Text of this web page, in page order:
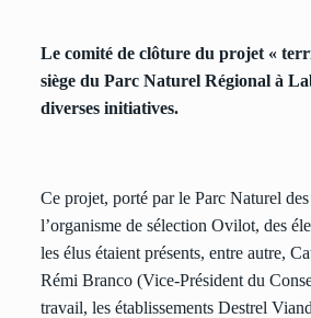
Le comité de clôture du projet «
siège du Parc Naturel Régional à
diverses initiatives.
Ce projet, porté par le Parc Naturel
l’organisme de sélection Ovilot, des
les élus étaient présents, entre autre,
Rémi Branco (Vice-Président du
travail, les établissements Destrel